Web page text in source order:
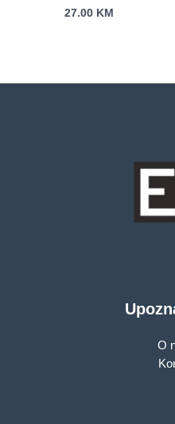
USBC-C connector, 3
27.00 KM
O